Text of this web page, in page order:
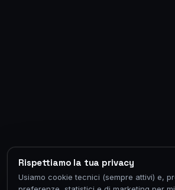
Rispettiamo la tua privacy
Usiamo cookie tecnici (sempre attivi) e,